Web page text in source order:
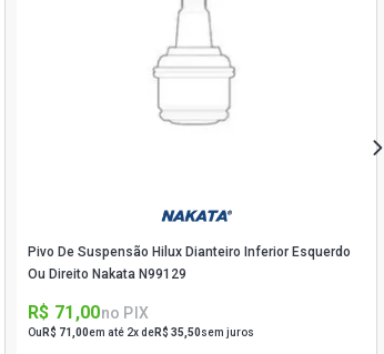
8V FLEXPOWER
8V ECONOFLEX
EXCETO
Pivo De Suspensão Hilux Dianteiro Inferior Esquerdo
Ou Direito Nakata N99129
R$ 71,00no PIX
Ou R$ 71,00em até 2x deR$ 35,50sem juros